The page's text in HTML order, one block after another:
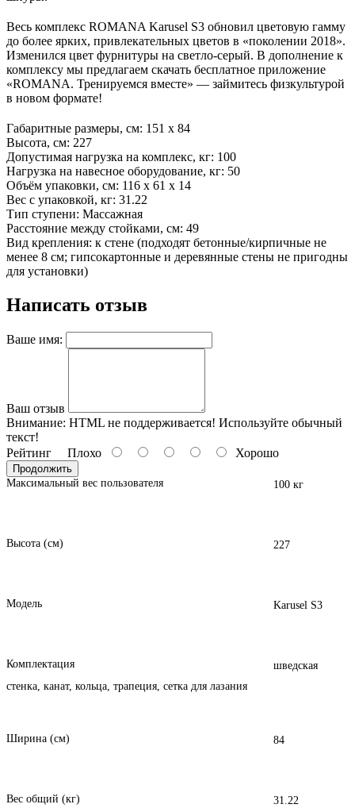
Весь комплекс ROMANA Karusel S3 обновил цветовую гамму
до более ярких, привлекательных цветов в «поколении 2018».
Изменился цвет фурнитуры на светло-серый. В дополнение к
комплексу мы предлагаем скачать бесплатное приложение
«ROMANA. Тренируемся вместе» — займитесь физкультурой
в новом формате!
Габаритные размеры, см: 151 x 84
Высота, см: 227
Допустимая нагрузка на комплекс, кг: 100
Нагрузка на навесное оборудование, кг: 50
Объём упаковки, см: 116 x 61 x 14
Вес с упаковкой, кг: 31.22
Тип ступени: Массажная
Расстояние между стойками, см: 49
Вид крепления: к стене (подходят бетонные/кирпичные не
менее 8 см; гипсокартонные и деревянные стены не пригодны
для установки)
Написать отзыв
Ваше имя:
Ваш отзыв
Внимание: HTML не поддерживается! Используйте обычный
текст!
Рейтинг Плохо Хорошо
Продолжить
Максимальный вес пользователя
100 кг
Высота (см) 227
Модель Karusel S3
Комплектация
шведская
стенка, канат, кольца, трапеция, сетка для лазания
Ширина (см) 84
Вес общий (кг) 31.22